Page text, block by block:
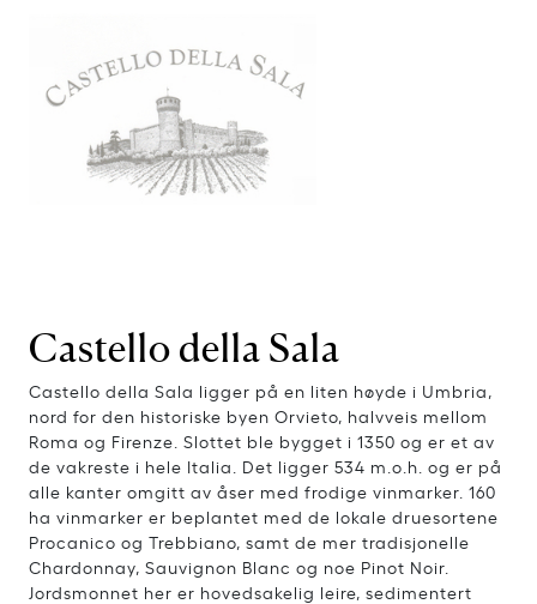
Castello della Sala
Castello della Sala ligger på en liten høyde i Umbria,
nord for den historiske byen Orvieto, halvveis mellom
Roma og Firenze. Slottet ble bygget i 1350 og er et av
de vakreste i hele Italia. Det ligger 534 m.o.h. og er på
alle kanter omgitt av åser med frodige vinmarker. 160
ha vinmarker er beplantet med de lokale druesortene
Procanico og Trebbiano, samt de mer tradisjonelle
Chardonnay, Sauvignon Blanc og noe Pinot Noir.
Jordsmonnet her er hovedsakelig leire, sedimentert